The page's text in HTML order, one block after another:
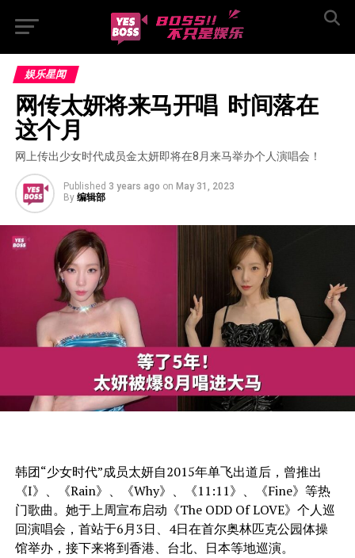
娱乐星闻
网传太妍将来马开唱  时间落在
这个月
网上传出少女时代成员金太妍即将在8月来马举办个人演唱会！
Published 3 years ago on May 31, 2023
By 编辑部
韩团“少女时代”成员太妍自2015年单飞出道后，曾推出
《I》、《Rain》、《Why》、《11:11》、《Fine》等热
门歌曲。她于上周宣布启动《The ODD Of LOVE》个人巡
回演唱会，首站于6月3日、4日在首尔奥林匹克公园体操
馆举办，接下来将到香港、台北、日本等地巡演。